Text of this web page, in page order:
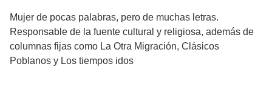
Mujer de pocas palabras, pero de muchas letras.
Responsable de la fuente cultural y religiosa, además de
columnas fijas como La Otra Migración, Clásicos
Poblanos y Los tiempos idos